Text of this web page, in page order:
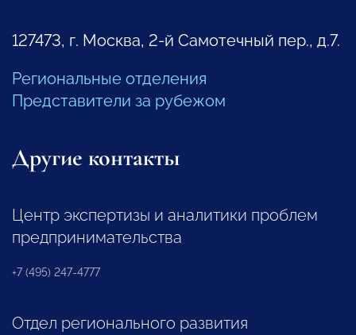
127473, г. Москва, 2-й Самотечный пер., д.7.
Региональные отделения
Представители за рубежом
Другие контакты
Центр экспертизы и аналитики проблем
предпринимательства
+7 (495) 247-4777
Отдел регионального развития